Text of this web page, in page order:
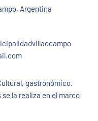
Argentina
gastronómico.
la realiza en el marco